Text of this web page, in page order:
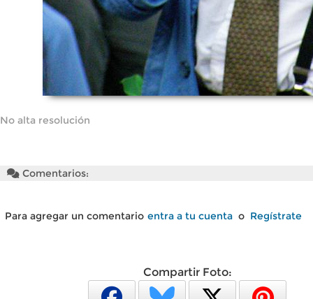
No alta resolución
Comentarios:
Para agregar un comentario entra a tu cuenta o Regístrate
Compartir Foto: